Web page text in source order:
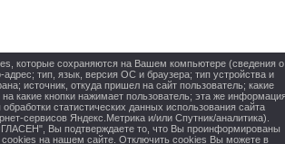
которые сохраняются на Вашем компьютере (сведения о
тип, язык, версия ОС и браузера; тип устройства и
источник, откуда пришел на сайт пользователь; какие
какие кнопки нажимает пользователь; эта же
обработки статистических данных использования сайта
сервисов Яндекс.Метрика и/или Спутник/аналитика).
Вы подтверждаете то, что Вы проинформированы
cookies на нашем сайте. Отключить cookies Вы можете в